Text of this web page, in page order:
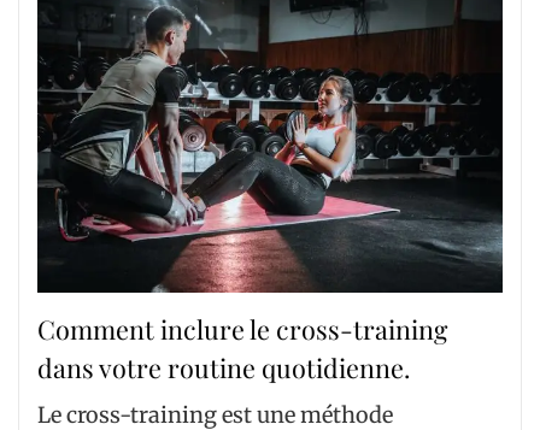
Comment inclure le cross-training
dans votre routine quotidienne.
Le cross-training est une méthode